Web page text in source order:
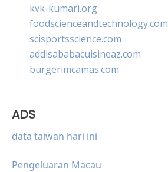
kvk-kumari.org
foodscienceandtechnology.com
scisportsscience.com
addisababacuisineaz.com
burgerimcamas.com
ADS
data taiwan hari ini
Pengeluaran Macau